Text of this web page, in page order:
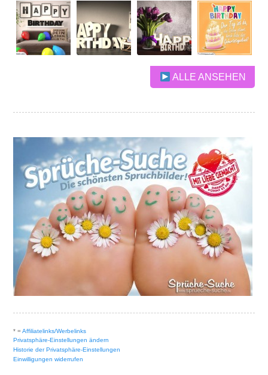
ALLE ANSEHEN
* =Affiliatelinks/Werbelinks
Privatsphäre-Einstellungen ändern
Historie der Privatsphäre-Einstellungen
Einwilligungen widerrufen